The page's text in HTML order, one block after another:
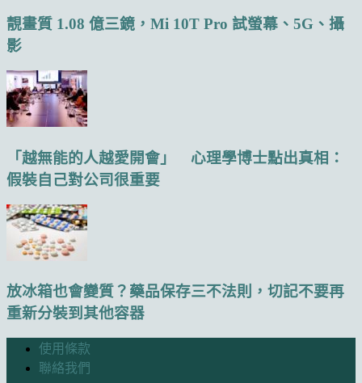
靚畫質 1.08 億三鏡，Mi 10T Pro 試螢幕、5G、攝
影
「越無能的人越愛開會」 心理學博士點出真相：
假裝自己對公司很重要
放冰箱也會變質？藥品保存三不法則，切記不要再
重新分裝到其他容器
使用條款
聯絡我們